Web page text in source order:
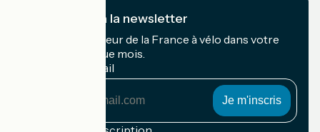
Je m'abonne à la newsletter
Recevez le meilleur de la France à vélo dans votre
boîte mail chaque mois.
Mon adresse mail